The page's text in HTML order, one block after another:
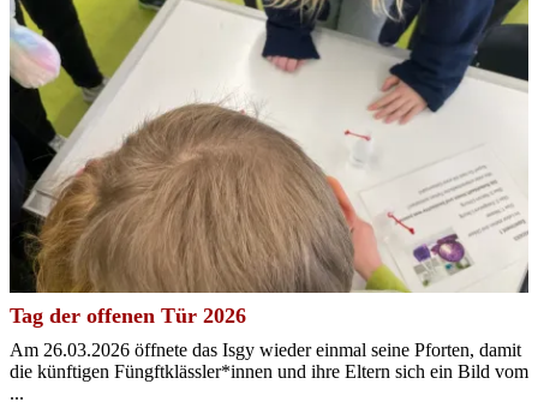
Tag der offenen Tür 2026
Am 26.03.2026 öffnete das Isgy wieder einmal seine Pforten, damit
die künftigen Füngftklässler*innen und ihre Eltern sich ein Bild vom
...